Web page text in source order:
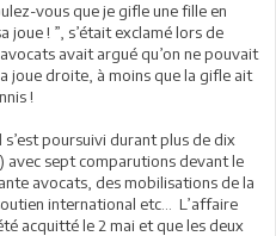
vous que je gifle une fille en
joue ! ”, s’était exclamé lors de
avait argué qu’on ne pouvait
joue droite, à moins que la gifle ait
!
poursuivi durant plus de dix
avec sept comparutions devant le
avocats, des mobilisations de la
international etc… L’affaire
acquitté le 2 mai et que les deux